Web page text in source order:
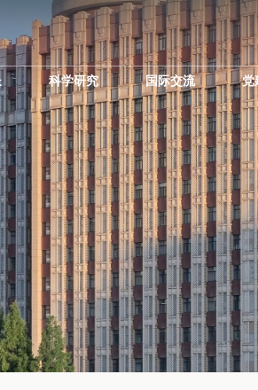
科学研究 国际交流 党